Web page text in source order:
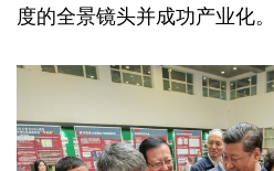
度的全景镜头并成功产业化。
Image
Image